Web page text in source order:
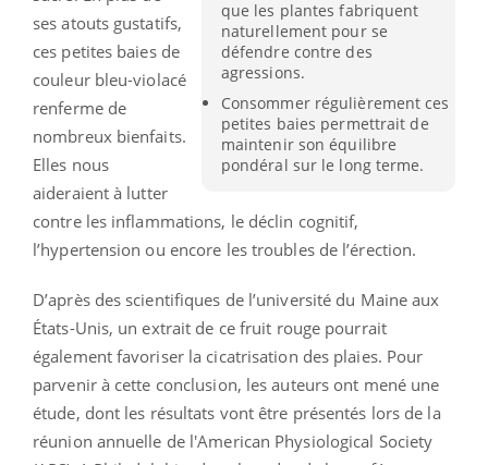
que les plantes fabriquent
naturellement pour se
défendre contre des
agressions.
Consommer régulièrement ces
petites baies permettrait de
maintenir son équilibre
pondéral sur le long terme.
ses atouts gustatifs,
ces petites baies de
couleur bleu-violacé
renferme de
nombreux bienfaits.
Elles nous
aideraient à lutter
contre les inflammations, le déclin cognitif,
l’hypertension ou encore les troubles de l’érection.
D’après des scientifiques de l’université du Maine aux
États-Unis, un extrait de ce fruit rouge pourrait
également favoriser la cicatrisation des plaies. Pour
parvenir à cette conclusion, les auteurs ont mené une
étude, dont les résultats vont être présentés lors de la
réunion annuelle de l'American Physiological Society